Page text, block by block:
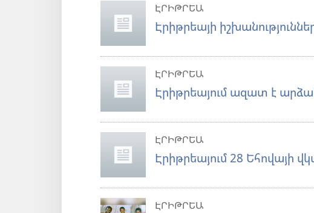
ԷՐԻԹՐԵԱ
Էրիթրեայի
ԷՐԻԹՐԵԱ
Էրիթրեայում ազատ է
ԷՐԻԹՐԵԱ
Էրիթրեայում 28 Եհովայի
ԷՐԻԹՐԵԱ